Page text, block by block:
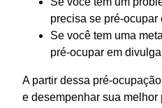
precisa se pré-ocupar
Se você tem uma
pré-ocupar em
A partir dessa pré-
e desempenhar sua melhor